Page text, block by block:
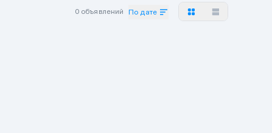
0 объявлений По дате